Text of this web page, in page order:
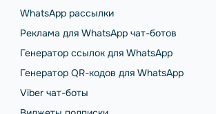
WhatsApp рассылки
Реклама для WhatsApp чат-ботов
Генератор ссылок для WhatsApp
Генератор QR-кодов для WhatsApp
Viber чат-боты